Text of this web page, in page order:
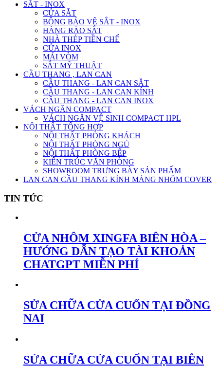
SẮT - INOX
CỬA SẮT
BÔNG BẢO VỆ SẮT - INOX
HÀNG RÀO SẮT
NHÀ THÉP TIỀN CHẾ
CỬA INOX
MÁI VÒM
SẮT MỸ THUẬT
CẦU THANG , LAN CAN
CẦU THANG - LAN CAN SẮT
CẦU THANG - LAN CAN KÍNH
CẦU THANG - LAN CAN INOX
VÁCH NGĂN COMPACT
VÁCH NGĂN VỆ SINH COMPACT HPL
NỘI THẤT TỔNG HỢP
NỘI THẤT PHÒNG KHÁCH
NỘI THẤT PHÒNG NGỦ
NỘI THẤT PHÒNG BẾP
KIẾN TRÚC VĂN PHÒNG
SHOWROOM TRƯNG BÀY SẢN PHẨM
LAN CAN CẦU THANG KÍNH MÁNG NHÔM COVER
TIN TỨC
CỬA NHÔM XINGFA BIÊN HÒA –
HƯỚNG DẪN TẠO TÀI KHOẢN
CHATGPT MIỄN PHÍ
SỬA CHỮA CỬA CUỐN TẠI ĐỒNG
NAI
SỬA CHỮA CỬA CUỐN TẠI BIÊN